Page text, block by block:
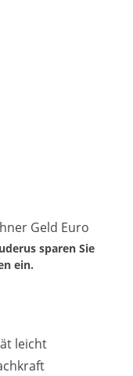
sparen Sie
ein.
leicht